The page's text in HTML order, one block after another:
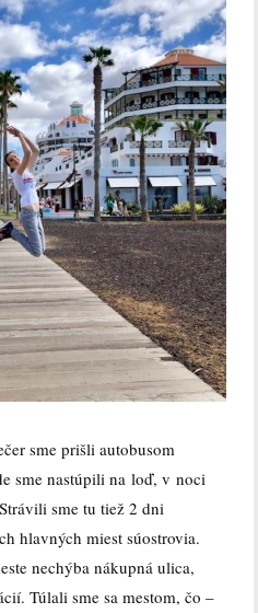
sme prišli autobusom
sme nastúpili na loď, v noci
sme tu tiež 2 dni
hlavných miest súostrovia.
nechýba nákupná ulica,
Túlali sme sa mestom, čo –